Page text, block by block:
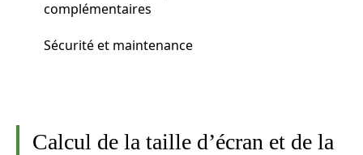
complémentaires
Sécurité et maintenance
Calcul de la taille d’écran et de la